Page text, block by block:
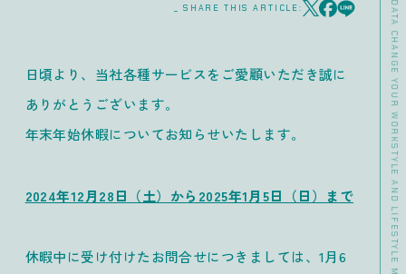
_ SHARE THIS ARTICLE:
日頃より、当社各種サービスをご愛顧いただき誠に
ありがとうございます。
年末年始休暇についてお知らせいたします。
2024年12月28日（土）から2025年1月5日（日）まで
休暇中に受け付けたお問合せにつきましては、1月6